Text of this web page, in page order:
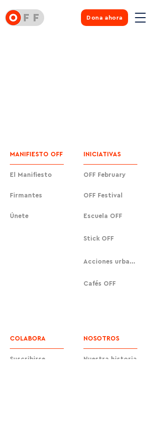
Dona ahora
MANIFIESTO OFF
El Manifiesto
Firmantes
Únete
INICIATIVAS
OFF February
OFF Festival
Escuela OFF
Stick OFF
Acciones urbanas
Cafés OFF
COLABORA
Suscribirse
NOSOTROS
Nuestra historia